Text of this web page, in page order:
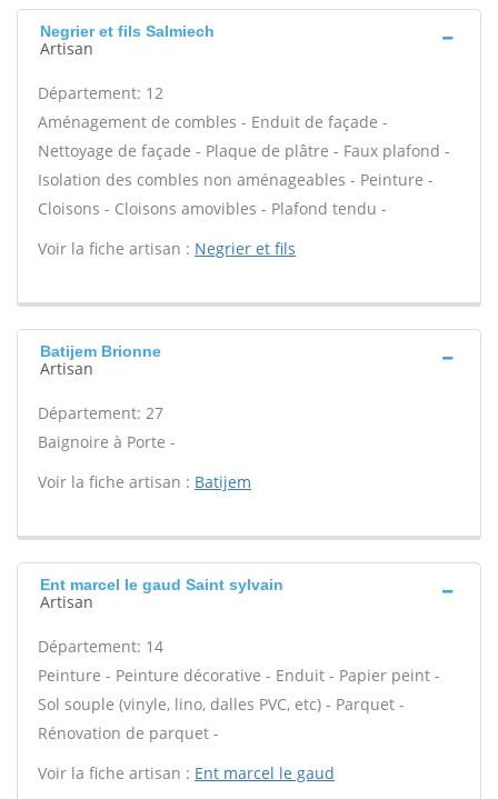
Negrier et fils Salmiech
Artisan
Département: 12
Aménagement de combles - Enduit de façade -
Nettoyage de façade - Plaque de plâtre - Faux plafond -
Isolation des combles non aménageables - Peinture -
Cloisons - Cloisons amovibles - Plafond tendu -
Voir la fiche artisan : Negrier et fils
Batijem Brionne
Artisan
Département: 27
Baignoire à Porte -
Voir la fiche artisan : Batijem
Ent marcel le gaud Saint sylvain
Artisan
Département: 14
Peinture - Peinture décorative - Enduit - Papier peint -
Sol souple (vinyle, lino, dalles PVC, etc) - Parquet -
Rénovation de parquet -
Voir la fiche artisan : Ent marcel le gaud